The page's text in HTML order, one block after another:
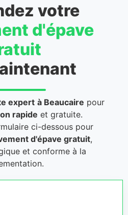
votre
d'épave
expert à Beaucaire pour
rapide et gratuite.
ci-dessous pour
d'épave gratuit,
et conforme à la